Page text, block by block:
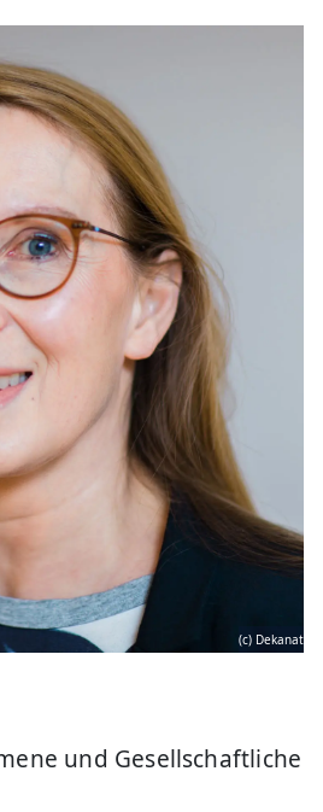
(c) Dekanat
und Gesellschaftliche